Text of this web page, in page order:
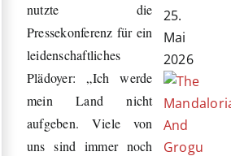
nutzte die
Pressekonferenz für ein
leidenschaftliches
Plädoyer: „Ich werde
mein Land nicht
aufgeben. Viele von
uns sind immer noch
25.
Mai
2026